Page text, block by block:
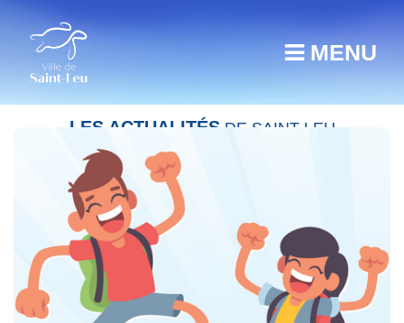
MENU
LES ACTUALITÉS DE SAINT-LEU